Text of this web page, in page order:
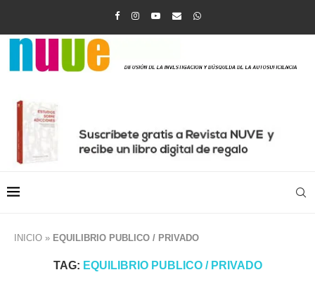
INICIO » EQUILIBRIO PUBLICO / PRIVADO
TAG: EQUILIBRIO PUBLICO / PRIVADO